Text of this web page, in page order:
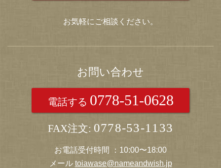
お気軽にご相談ください。
お問い合わせ
電話する 0778-51-0628
FAX注文: 0778-53-1133
お電話受付時間 ：10:00〜18:00
メール toiawase@nameandwish.jp